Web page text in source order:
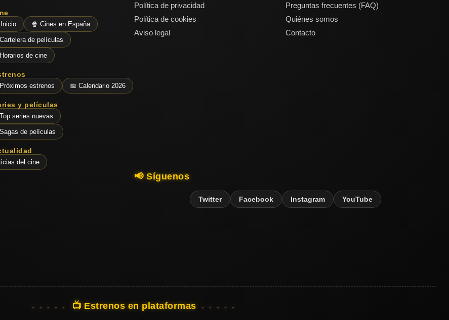
🍿 Cines en España
de películas
de cine
estrenos 📅 Calendario 2026
y películas
series nuevas
de películas
del cine
Política de privacidad
Política de cookies
Aviso legal
Preguntas frecuentes (FAQ)
Quiénes somos
Contacto
📢 Síguenos
Twitter Facebook Instagram YouTube
📺 Estrenos en plataformas